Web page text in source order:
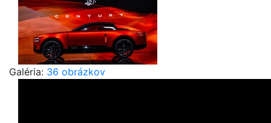
Galéria: 36 obrázkov